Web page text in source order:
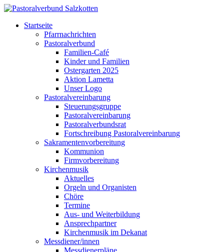
Startseite
Pfarrnachrichten
Pastoralverbund
Familien-Café
Kinder und Familien
Ostergarten 2025
Aktion Lametta
Unser Logo
Pastoralvereinbarung
Steuerungsgruppe
Pastoralvereinbarung
Pastoralverbundsrat
Fortschreibung Pastoralvereinbarung
Sakramentenvorbereitung
Kommunion
Firmvorbereitung
Kirchenmusik
Aktuelles
Orgeln und Organisten
Chöre
Termine
Aus- und Weiterbildung
Ansprechpartner
Kirchenmusik im Dekanat
Messdiener/innen
Messdienerpläne